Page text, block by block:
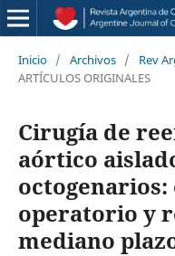
Inicio / Archivos / Rev
ARTÍCULOS ORIGINALES
Cirugía de
aórtico
operatorio y
mediano